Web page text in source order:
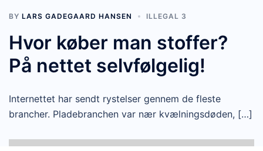
BY LARS GADEGAARD HANSEN ILLEGAL 3
Hvor køber man stoffer?
På nettet selvfølgelig!
Internettet har sendt rystelser gennem de fleste
brancher. Pladebranchen var nær kvælningsdøden, […]